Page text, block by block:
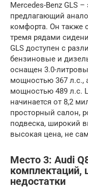
Mercedes-Benz GLS
предлагающий
комфорта. Он также
тремя рядами
GLS доступен с
бензиновые и
оснащен 3.0-
мощностью 367 л.с.,
мощностью 489 л.с.
начинается от 8,2
просторный салон,
подвеска, широкий
высокая цена, не
Место 3: Audi
комплектаций,
недостатки